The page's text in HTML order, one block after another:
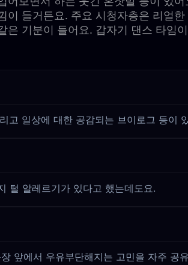
들거든요. 주요 시청자층은 리얼
기분이 들어요. 갑자기 댄스 타임
고 일상에 대한 공감되는 브이로그 등이
털 알레르기가 있다고 했는데도요.
앞에서 우유부단해지는 고민을 자주 공